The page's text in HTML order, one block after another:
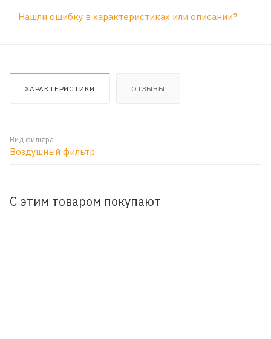
Нашли ошибку в характеристиках или описании?
ХАРАКТЕРИСТИКИ ОТЗЫВЫ
Вид фильтра
Воздушный фильтр
С этим товаром покупают